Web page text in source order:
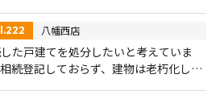
八幡西店
た戸建てを処分したいと考えていま
続登記しておらず、建物は老朽化して